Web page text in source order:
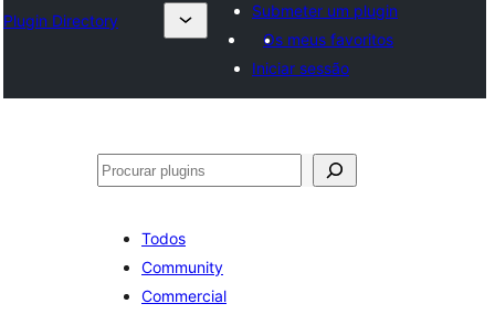
Plugin Directory
Submeter um plugin
Os meus favoritos
Iniciar sessão
Pesquisar
Todos
Community
Commercial